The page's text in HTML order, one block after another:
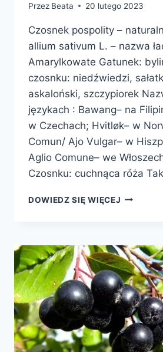
Przez Beata 20 lutego 2023
Czosnek pospolity –
allium sativum L. – nazwa
Amarylkowate Gatunek:
czosnku: niedźwiedzi,
askaloński, szczypiorek
językach : Bawang– na
w Czechach; Hvitløk– w
Comun/ Ajo Vulgar– w
Aglio Comune– we
Czosnku: cuchnąca róża
DOWIEDZ SIĘ WIĘCEJ CZOSNEK